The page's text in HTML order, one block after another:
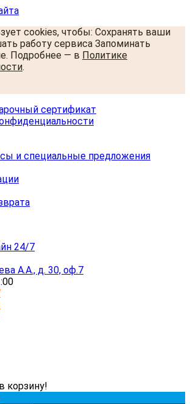
cookies, чтобы: Сохранять ваши
работу сервиса Запоминать
Подробнее — в Политике
.
сертификат
и специальные предложения
24/7
А.А., д. 30, оф.7
корзину!